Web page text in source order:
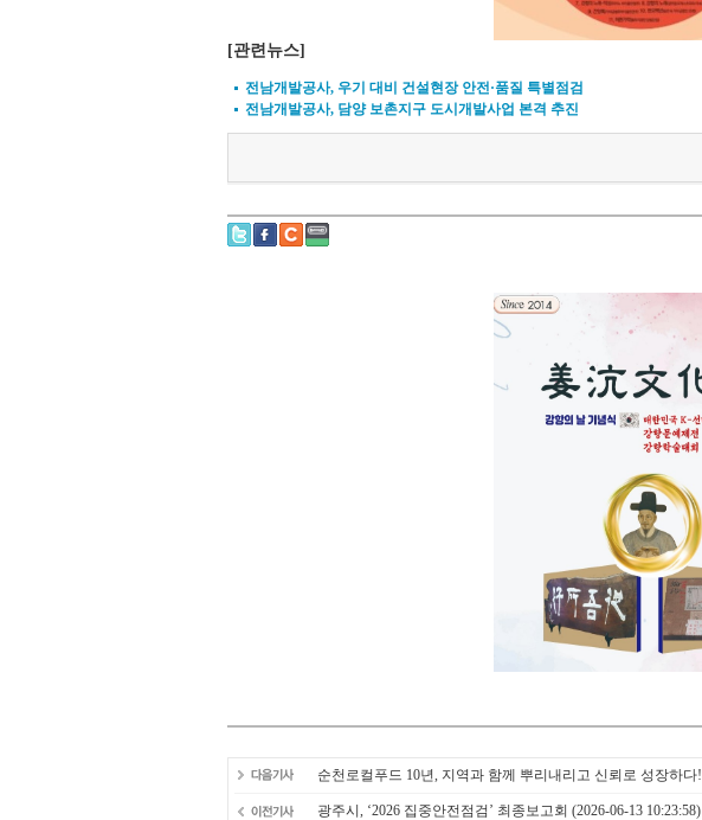
[관련뉴스]
전남개발공사, 우기 대비 건설현장 안전·품질 특별점검
전남개발공사, 담양 보촌지구 도시개발사업 본격 추진
순천로컬푸드 10년, 지역과 함께 뿌리내리고 신뢰로 성장하다!
광주시, ‘2026 집중안전점검’ 최종보고회 (2026-06-13 10:23:58)